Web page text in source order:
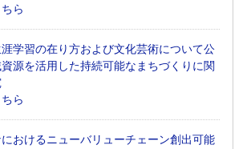
ら
学習の在り方および文化芸術について公
源を活用した持続可能なまちづくりに関
ら
おけるニューバリューチェーン創出可能